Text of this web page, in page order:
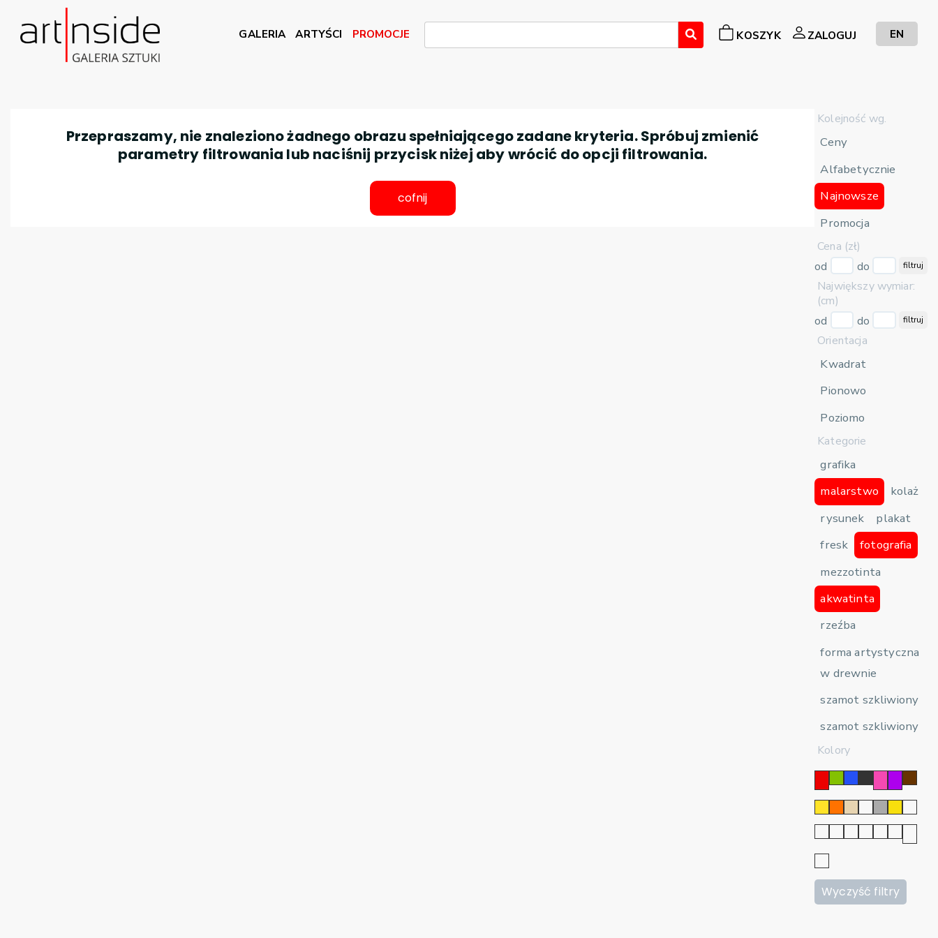
GALERIA ARTYŚCI PROMOCJE KOSZYK ZALOGUJ EN
Kolejność wg.
Ceny
Alfabetycznie
Najnowsze
Promocja
Cena (zł)
od
do filtruj
Największy wymiar:
(cm)
od
do filtruj
Orientacja
Kwadrat
Pionowo
Poziomo
Kategorie
grafika
malarstwo
kolaż
rysunek
plakat
fresk
fotografia
mezzotinta
akwatinta
rzeźba
forma artystyczna
w drewnie
szamot szkliwiony
szamot szkliwiony
Kolory
Wyczyść filtry
Przepraszamy, nie znaleziono żadnego obrazu spełniającego zadane kryteria. Spróbuj zmienić
parametry filtrowania lub naciśnij przycisk niżej aby wrócić do opcji filtrowania.
cofnij